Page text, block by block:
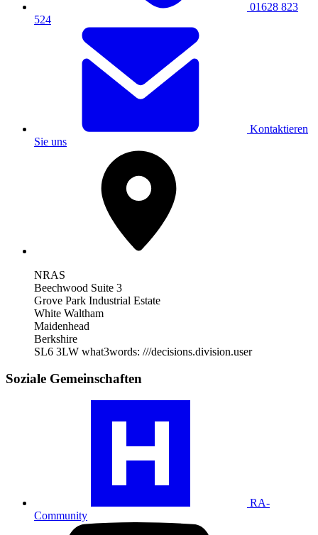
01628 823
524
Kontaktieren
Sie uns
NRAS
Beechwood Suite 3
Grove Park Industrial Estate
White Waltham
Maidenhead
Berkshire
SL6 3LW what3words: ///decisions.division.user
Soziale Gemeinschaften
RA-
Community
Besuchen